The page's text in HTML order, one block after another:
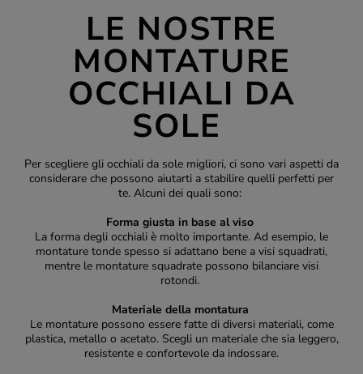
LE NOSTRE
MONTATURE
OCCHIALI DA
SOLE
Per scegliere gli occhiali da sole migliori, ci sono vari aspetti da
considerare che possono aiutarti a stabilire quelli perfetti per
te. Alcuni dei quali sono:
Forma giusta in base al viso
La forma degli occhiali è molto importante. Ad esempio, le
montature tonde spesso si adattano bene a visi squadrati,
mentre le montature squadrate possono bilanciare visi
rotondi.
Materiale della montatura
Le montature possono essere fatte di diversi materiali, come
plastica, metallo o acetato. Scegli un materiale che sia leggero,
resistente e confortevole da indossare.